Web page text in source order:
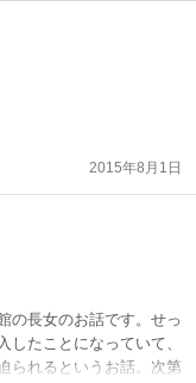
2015年8月1日
の長女のお話です。せっ
たことになっていて、
られるというお話。次第